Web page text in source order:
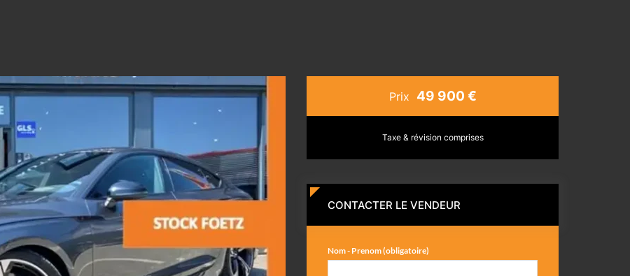
Prix 49 900 €
Taxe & révision comprises
CONTACTER LE VENDEUR
Nom - Prenom (obligatoire)